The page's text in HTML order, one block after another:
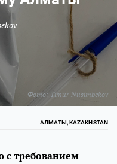
Фото: Timur Nusimbekov
АЛМАТЫ, KAZAKHSTAN
с требованием